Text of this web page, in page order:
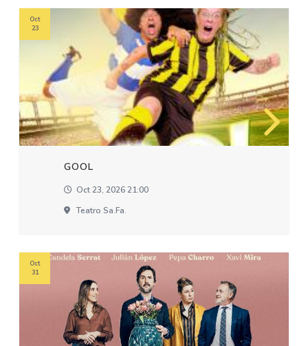
GOOL
Oct 23, 2026 21:00
Teatro Sa.fa.
Oct
23
Oct
31